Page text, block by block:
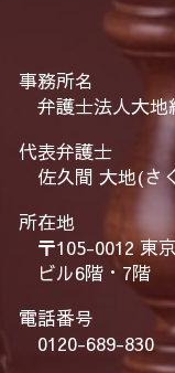
事務所名
弁護士法人大
代表弁護士
佐久間 大地(さ
所在地
〒105-0012 東
ビル6階・7階
電話番号
0120-689-830